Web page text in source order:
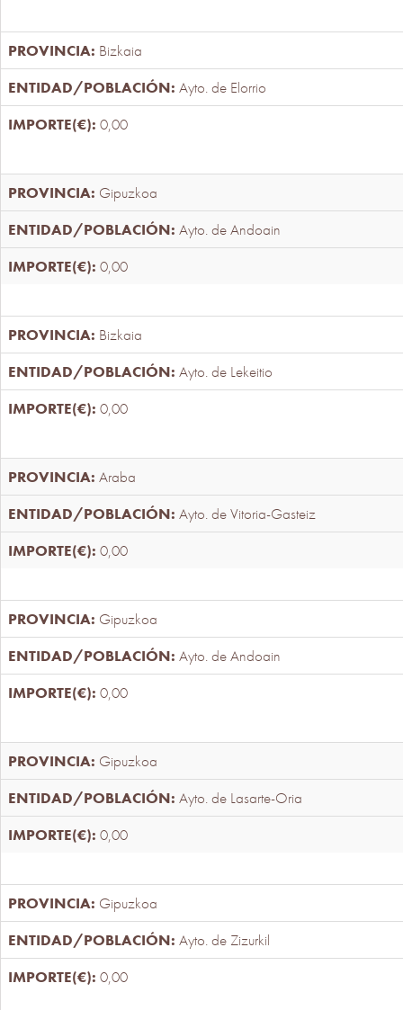
Bizkaia
Ayto. de Elorrio
0,00
Gipuzkoa
Ayto. de Andoain
0,00
Bizkaia
Ayto. de Lekeitio
0,00
Araba
Ayto. de Vitoria-Gasteiz
0,00
Gipuzkoa
Ayto. de Andoain
0,00
Gipuzkoa
Ayto. de Lasarte-Oria
0,00
Gipuzkoa
Ayto. de Zizurkil
0,00